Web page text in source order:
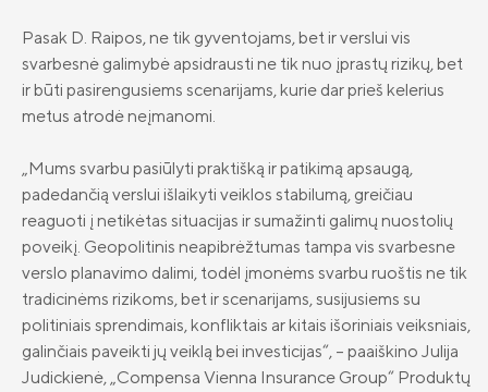
Draudimo tarpininkų sąrašas
Karjera
Draudimo taisyklės
Susisiekite
Pasak D. Raipos, ne tik gyventojams, bet ir verslui vis
svarbesnė galimybė apsidrausti ne tik nuo įprastų rizikų, bet
ir būti pasirengusiems scenarijams, kurie dar prieš kelerius
metus atrodė neįmanomi.
„Mums svarbu pasiūlyti praktišką ir patikimą apsaugą,
padedančią verslui išlaikyti veiklos stabilumą, greičiau
reaguoti į netikėtas situacijas ir sumažinti galimų nuostolių
poveikį. Geopolitinis neapibrėžtumas tampa vis svarbesne
verslo planavimo dalimi, todėl įmonėms svarbu ruoštis ne tik
tradicinėms rizikoms, bet ir scenarijams, susijusiems su
politiniais sprendimais, konfliktais ar kitais išoriniais veiksniais,
galinčiais paveikti jų veiklą bei investicijas“, – paaiškino Julija
Judickienė, „Compensa Vienna Insurance Group“ Produktų